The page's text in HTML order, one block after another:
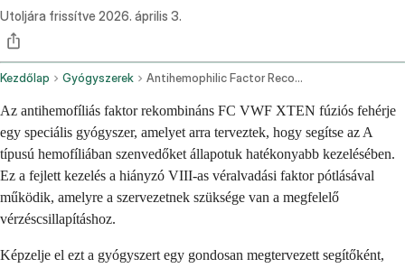
Utoljára frissítve 2026. április 3.
Kezdőlap Gyógyszerek Antihemophilic Factor Recombinant Fc Vwf Xten Fusion Protein Ehtl Intravenous Route
Az antihemofíliás faktor rekombináns FC VWF XTEN fúziós fehérje
egy speciális gyógyszer, amelyet arra terveztek, hogy segítse az A
típusú hemofíliában szenvedőket állapotuk hatékonyabb kezelésében.
Ez a fejlett kezelés a hiányzó VIII-as véralvadási faktor pótlásával
működik, amelyre a szervezetnek szüksége van a megfelelő
vérzéscsillapításhoz.
Képzelje el ezt a gyógyszert egy gondosan megtervezett segítőként,